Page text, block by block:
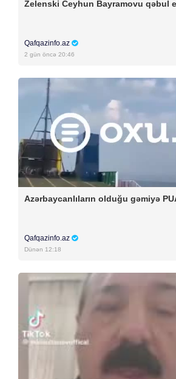
Zelenski Ceyhun Bayramovu qəbul
Qafqazinfo.az
2 gün öncə 20:46
Azərbaycanlıların olduğu gəmiyə
Qafqazinfo.az
Dünən 12:18